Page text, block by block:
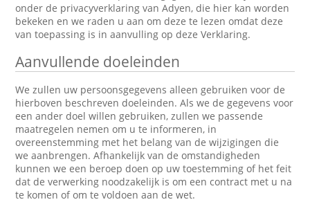
onder de privacyverklaring van Adyen, die hier kan worden
bekeken en we raden u aan om deze te lezen omdat deze
van toepassing is in aanvulling op deze Verklaring.
Aanvullende doeleinden
We zullen uw persoonsgegevens alleen gebruiken voor de
hierboven beschreven doeleinden. Als we de gegevens voor
een ander doel willen gebruiken, zullen we passende
maatregelen nemen om u te informeren, in
overeenstemming met het belang van de wijzigingen die
we aanbrengen. Afhankelijk van de omstandigheden
kunnen we een beroep doen op uw toestemming of het feit
dat de verwerking noodzakelijk is om een contract met u na
te komen of om te voldoen aan de wet.